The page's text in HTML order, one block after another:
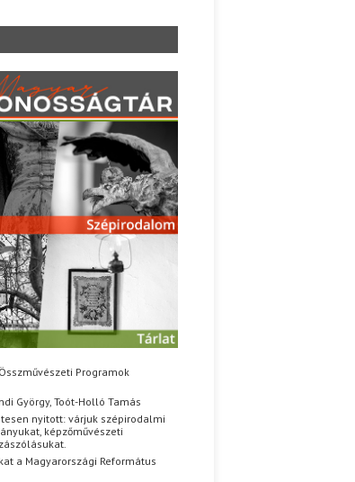
Programok
György, Toót-Holló Tamás
nyitott: várjuk szépirodalmi
képzőművészeti
a Magyarországi Református